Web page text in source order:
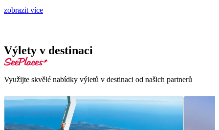
zobrazit více
Výlety v destinaci
Využijte skvělé nabídky výletů v destinaci od našich partnerů